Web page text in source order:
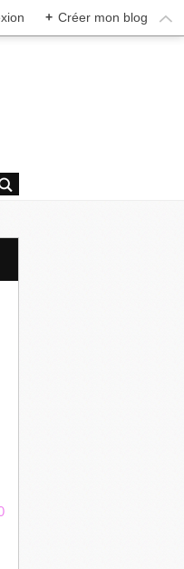
+ Créer mon blog